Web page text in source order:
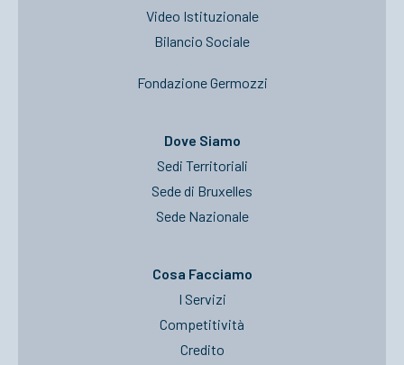
Video Istituzionale
Bilancio Sociale
Fondazione Germozzi
Dove Siamo
Sedi Territoriali
Sede di Bruxelles
Sede Nazionale
Cosa Facciamo
I Servizi
Competitività
Credito